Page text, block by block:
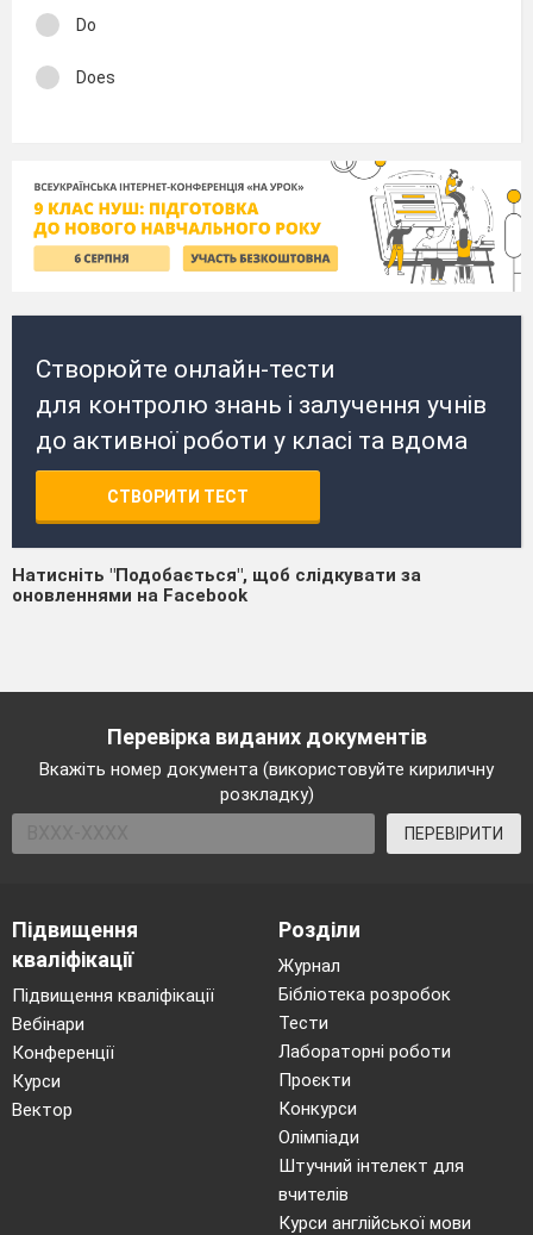
Do
Does
Створюйте онлайн-тести
для контролю знань і залучення учнів
до активної роботи у класі та вдома
СТВОРИТИ ТЕСТ
Натисніть "Подобається", щоб слідкувати за
оновленнями на Facebook
Перевірка виданих документів
Вкажіть номер документа (використовуйте кириличну
розкладку)
ПЕРЕВІРИТИ
Підвищення
кваліфікації
Підвищення кваліфікації
Вебінари
Конференції
Курси
Вектор
Розділи
Журнал
Бібліотека розробок
Тести
Лабораторні роботи
Проєкти
Конкурси
Олімпіади
Штучний інтелект для
вчителів
Курси англійської мови